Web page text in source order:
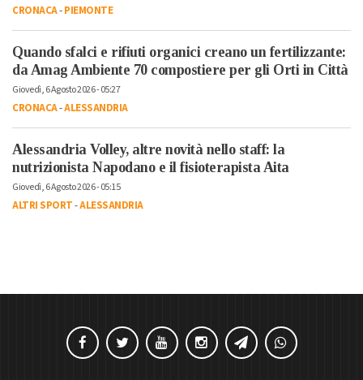
CRONACA-PIEMONTE
Quando sfalci e rifiuti organici creano un fertilizzante:
da Amag Ambiente 70 compostiere per gli Orti in Città
Giovedì, 6 Agosto 2026 - 05:27
CRONACA-ALESSANDRIA
Alessandria Volley, altre novità nello staff: la
nutrizionista Napodano e il fisioterapista Aita
Giovedì, 6 Agosto 2026 - 05:15
ALTRI SPORT-ALESSANDRIA